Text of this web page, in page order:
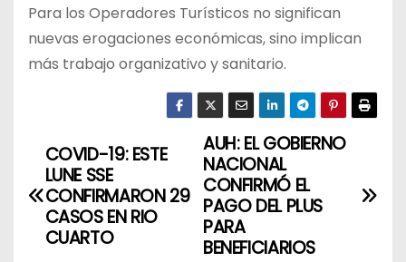
Para los Operadores Turísticos no significan
nuevas erogaciones económicas, sino implican
más trabajo organizativo y sanitario.
N
a
AUH: EL GOBIERNO
NACIONAL
CONFIRMÓ EL
PAGO DEL PLUS
PARA
BENEFICIARIOS
COVID-19: ESTE
LUNE SSE
CONFIRMARON 29
CASOS EN RIO
CUARTO